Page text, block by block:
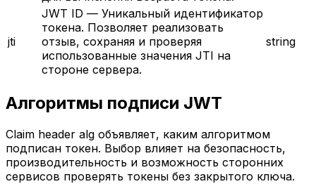
jti
JWT ID — Уникальный идентификатор
токена. Позволяет реализовать
отзыв, сохраняя и проверяя
использованные значения JTI на
стороне сервера.
string
Алгоритмы подписи JWT
Claim header alg объявляет, каким алгоритмом
подписан токен. Выбор влияет на безопасность,
производительность и возможность сторонних
сервисов проверять токены без закрытого ключа.